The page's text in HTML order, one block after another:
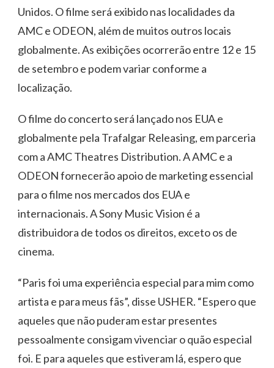
Unidos. O filme será exibido nas localidades da
AMC e ODEON, além de muitos outros locais
globalmente. As exibições ocorrerão entre 12 e 15
de setembro e podem variar conforme a
localização.
O filme do concerto será lançado nos EUA e
globalmente pela Trafalgar Releasing, em parceria
com a AMC Theatres Distribution. A AMC e a
ODEON fornecerão apoio de marketing essencial
para o filme nos mercados dos EUA e
internacionais. A Sony Music Vision é a
distribuidora de todos os direitos, exceto os de
cinema.
“Paris foi uma experiência especial para mim como
artista e para meus fãs”, disse USHER. “Espero que
aqueles que não puderam estar presentes
pessoalmente consigam vivenciar o quão especial
foi. E para aqueles que estiveram lá, espero que